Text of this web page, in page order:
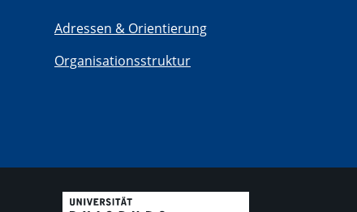
Adressen & Orientierung
Organisationsstruktur